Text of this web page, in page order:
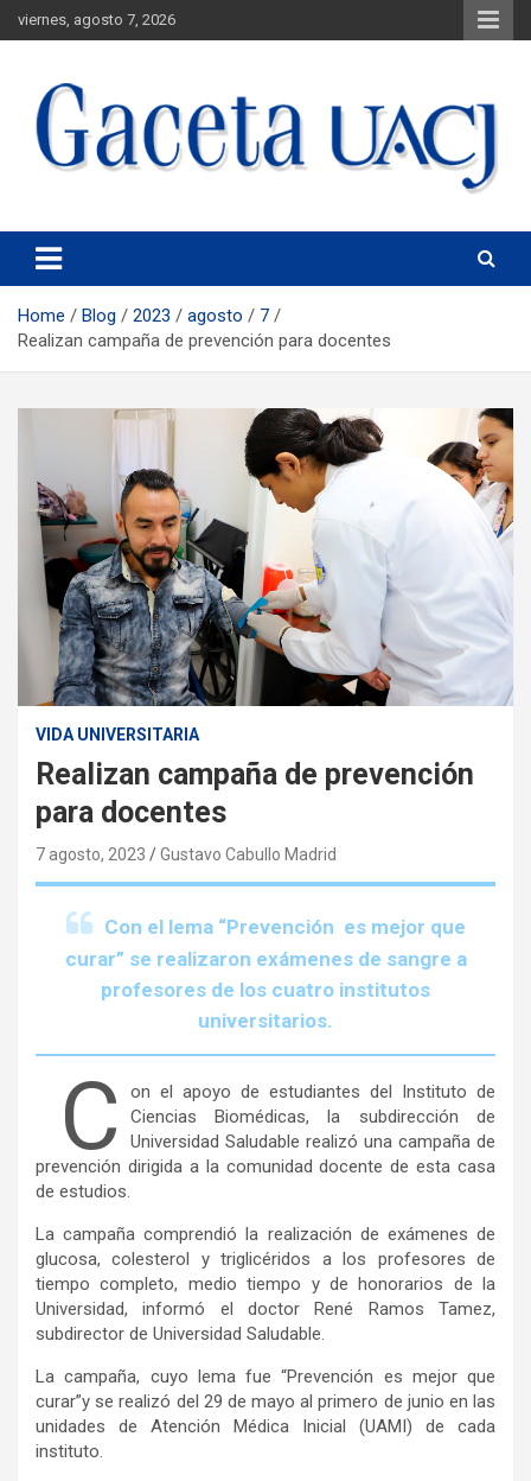
viernes, agosto 7, 2026
Gaceta UACJ
Home Blog 2023 agosto
7
Realizan campaña de prevención para docentes
VIDA UNIVERSITARIA
Realizan campaña de prevención
para docentes
7 agosto, 2023 Gustavo Cabullo Madrid
Con el lema “Prevención es mejor que
curar” se realizaron exámenes de sangre a
profesores de los cuatro institutos
universitarios.
C
on el apoyo de estudiantes del Instituto de
Ciencias Biomédicas, la subdirección de
Universidad Saludable realizó una campaña de
prevención dirigida a la comunidad docente de esta casa
de estudios.
La campaña comprendió la realización de exámenes de
glucosa, colesterol y triglicéridos a los profesores de
tiempo completo, medio tiempo y de honorarios de la
Universidad, informó el doctor René Ramos Tamez,
subdirector de Universidad Saludable.
La campaña, cuyo lema fue “Prevención es mejor que
curar”y se realizó del 29 de mayo al primero de junio en las
unidades de Atención Médica Inicial (UAMI) de cada
instituto.